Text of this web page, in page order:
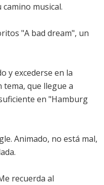
musical.
"A bad dream", un
y excederse en la
que llegue a
en "Hamburg
Animado, no está mal,
recuerda al